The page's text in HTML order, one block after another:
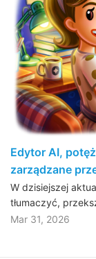
Edytor AI,
zarządzane
W dzisiejszej
tłumaczyć,
Mar 31, 2026